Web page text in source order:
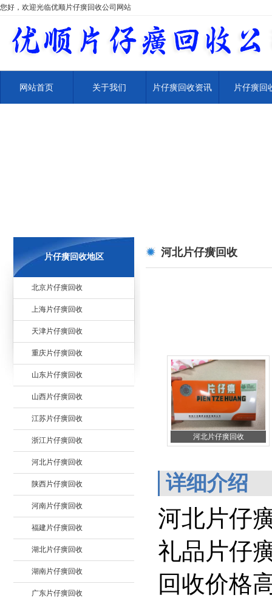
您好，欢迎光临优顺片仔癀回收公司网站
网站首页 关于我们 片仔癀回收资讯 片仔癀回
片仔癀回收地区
北京片仔癀回收
上海片仔癀回收
天津片仔癀回收
重庆片仔癀回收
山东片仔癀回收
山西片仔癀回收
江苏片仔癀回收
浙江片仔癀回收
河北片仔癀回收
陕西片仔癀回收
河南片仔癀回收
福建片仔癀回收
湖北片仔癀回收
湖南片仔癀回收
广东片仔癀回收
河北片仔癀回收
河北片仔癀回收
详细介绍
河北片仔
礼品片仔
回收价格